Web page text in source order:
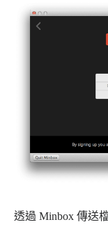
透過 Minbox 傳送